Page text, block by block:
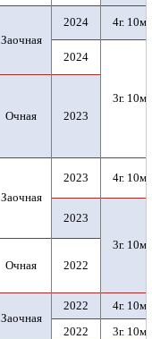
Заочная
2024 4г. 10м.
2024
3г. 10м.
Очная 2023
Заочная
2023 4г. 10м.
2023
3г. 10м.
Очная 2022
Заочная
2022
4г. 10м.
2022 3г. 10м.